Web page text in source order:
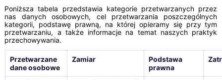
Poniższa tabela przedstawia kategorie przetwarzanych przez
nas danych osobowych, cel przetwarzania poszczególnych
kategorii, podstawę prawną, na której opieramy się przy tym
przetwarzaniu, a także informacje na temat naszych praktyk
przechowywania.
Przetwarzane
dane osobowe
Zamiar
Podstawa
prawna